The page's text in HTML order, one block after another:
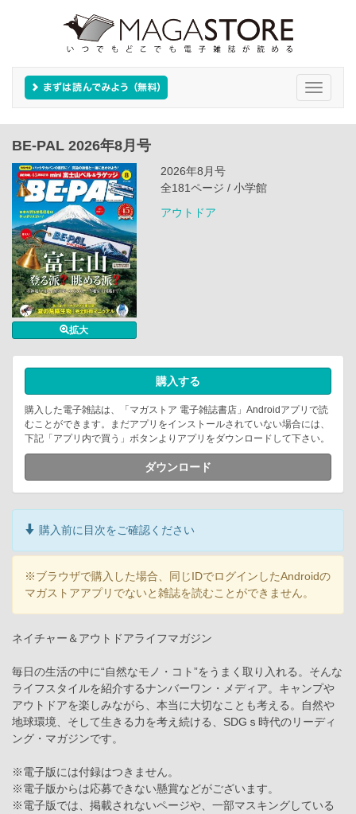
Toggle
BE-PAL 2026年8月号
拡大
2026年8月号
全181ページ / 小学館
アウトドア
購入する
購入した電子雑誌は、「マガストア 電子雑誌書店」Androidアプリで読
むことができます。まだアプリをインストールされていない場合には、
下記「アプリ内で買う」ボタンよりアプリをダウンロードして下さい。
ダウンロード
購入前に目次をご確認ください
※ブラウザで購入した場合、同じIDでログインしたAndroidの
マガストアアプリでないと雑誌を読むことができません。
ネイチャー＆アウトドアライフマガジン
毎日の生活の中に“自然なモノ・コト”をうまく取り入れる。そんな
ライフスタイルを紹介するナンバーワン・メディア。キャンプや
アウトドアを楽しみながら、本当に大切なことも考える。自然や
地球環境、そして生きる力を考え続ける、SDGｓ時代のリーディ
ング・マガジンです。
※電子版には付録はつきません。
※電子版からは応募できない懸賞などがございます。
※電子版では、掲載されないページや、一部マスキングしている